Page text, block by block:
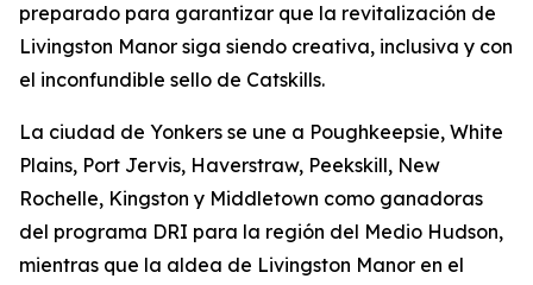
preparado para garantizar que la revitalización de
Livingston Manor siga siendo creativa, inclusiva y con
el inconfundible sello de Catskills.
La ciudad de Yonkers se une a Poughkeepsie, White
Plains, Port Jervis, Haverstraw, Peekskill, New
Rochelle, Kingston y Middletown como ganadoras
del programa DRI para la región del Medio Hudson,
mientras que la aldea de Livingston Manor en el